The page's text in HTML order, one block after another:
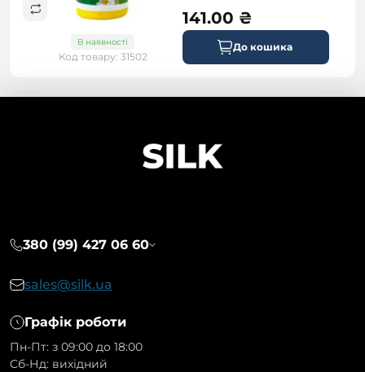
В наявності
Код товару: 31502
141.00 ₴
До кошика
380 (99) 427 06 60
sales@silk.ua
Графік роботи
Пн-Пт: з 09:00 до 18:00
Сб-Нд: вихідний